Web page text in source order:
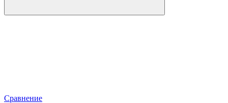
Сравнение